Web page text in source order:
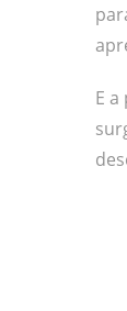
E